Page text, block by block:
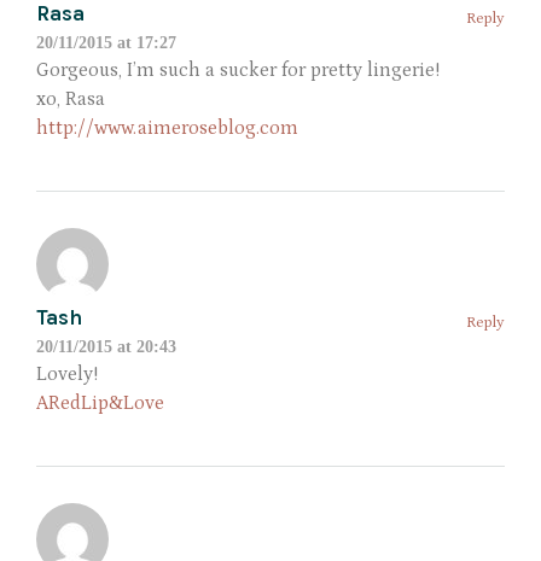
Rasa
20/11/2015 at 17:27
Reply
Gorgeous, I’m such a sucker for pretty lingerie!
xo, Rasa
http://www.aimeroseblog.com
Tash
20/11/2015 at 20:43
Reply
Lovely!
ARedLip&Love